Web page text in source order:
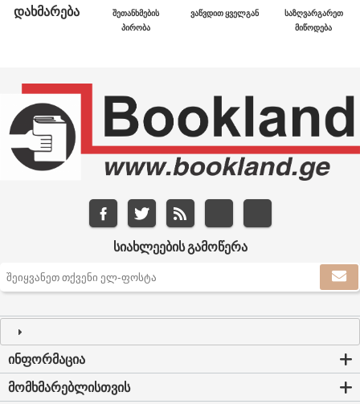
ᲓᲐᲮᲛᲐᲠᲔᲑᲐ
ᲨᲔᲗᲐᲜᲮᲛᲔᲑᲘᲡ
ᲞᲘᲠᲝᲑᲐ
ᲕᲐᲬᲕᲓᲘᲗ ᲧᲕᲔᲚᲒᲐᲜ
ᲡᲐᲖᲦᲕᲐᲠᲒᲐᲠᲔᲗ
ᲛᲘᲬᲝᲓᲔᲑᲐ
ᲡᲘᲐᲮᲚᲔᲔᲑᲘᲡ ᲒᲐᲛᲝᲬᲔᲠᲐ
ᲘᲜᲤᲝᲠᲛᲐᲪᲘᲐ
ᲛᲝᲛᲮᲛᲐᲠᲔᲑᲚᲘᲡᲗᲕᲘᲡ